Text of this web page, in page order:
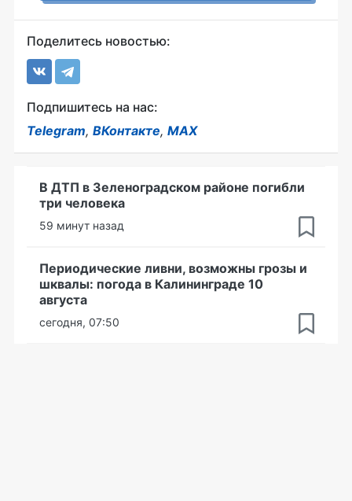
Поделитесь новостью:
Подпишитесь на нас:
Telegram, ВКонтакте, MAX
В ДТП в Зеленоградском районе погибли
три человека
59 минут назад
Периодические ливни, возможны грозы и
шквалы: погода в Калининграде 10
августа
сегодня, 07:50